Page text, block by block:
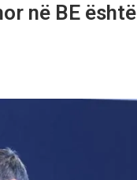
në BE është